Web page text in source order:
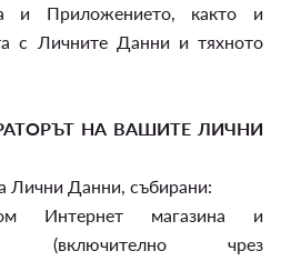
и Приложението, както и
с Личните Данни и тяхното
НА ВАШИТЕ ЛИЧНИ
Лични Данни, събирани:
Интернет магазина и
(включително чрез